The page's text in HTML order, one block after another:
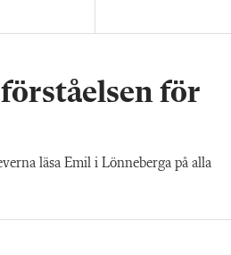
för
läsa Emil i Lönneberga på alla